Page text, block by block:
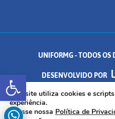
Abrir a barra de
UNIFORMG - TODOS OS
DESENVOLVIDO POR
AV. DR. ARNALDO DE SENNA, 328
Este site utiliza cookies e
experiência.
Acesse nossa Política de